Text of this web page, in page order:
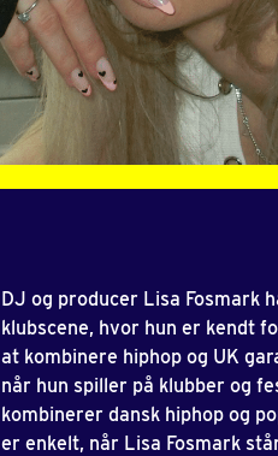
DJ og producer Lisa Fosmark
klubscene, hvor hun er kendt
at kombinere hiphop og UK
når hun spiller på klubber og
kombinerer dansk hiphop og
er enkelt, når Lisa Fosmark